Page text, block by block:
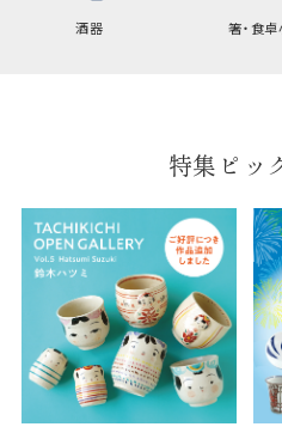
横
幅
袋のサイズは当店で最適
す。
ご提供枚数の上限はご注
天掛け包装、ギフト袋対
ません。
※犬猫時計には、手提袋
酒器 箸・食
特集ピッ